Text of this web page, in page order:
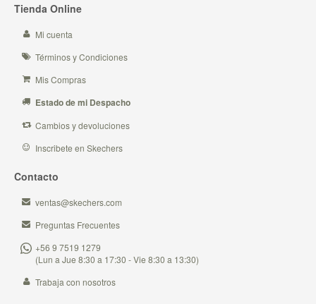
Tienda Online
Mi cuenta
Términos y Condiciones
Mis Compras
Estado de mi Despacho
Cambios y devoluciones
Inscribete en Skechers
Contacto
ventas@skechers.com
Preguntas Frecuentes
+56 9 7519 1279
(Lun a Jue 8:30 a 17:30 - Vie 8:30 a 13:30)
Trabaja con nosotros